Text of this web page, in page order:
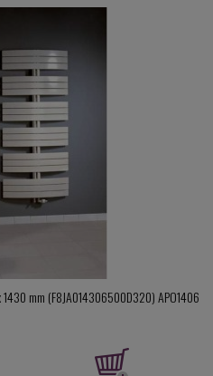
mm (F8JA014306500D320) APO1406